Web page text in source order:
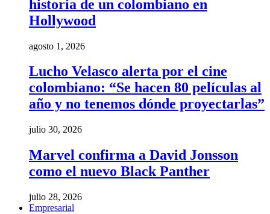
historia de un colombiano en
Hollywood
agosto 1, 2026
Lucho Velasco alerta por el cine
colombiano: “Se hacen 80 películas al
año y no tenemos dónde proyectarlas”
julio 30, 2026
Marvel confirma a David Jonsson
como el nuevo Black Panther
julio 28, 2026
Empresarial